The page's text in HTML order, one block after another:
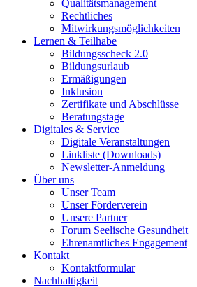
Qualitätsmanagement
Rechtliches
Mitwirkungsmöglichkeiten
Lernen & Teilhabe
Bildungsscheck 2.0
Bildungsurlaub
Ermäßigungen
Inklusion
Zertifikate und Abschlüsse
Beratungstage
Digitales & Service
Digitale Veranstaltungen
Linkliste (Downloads)
Newsletter-Anmeldung
Über uns
Unser Team
Unser Förderverein
Unsere Partner
Forum Seelische Gesundheit
Ehrenamtliches Engagement
Kontakt
Kontaktformular
Nachhaltigkeit